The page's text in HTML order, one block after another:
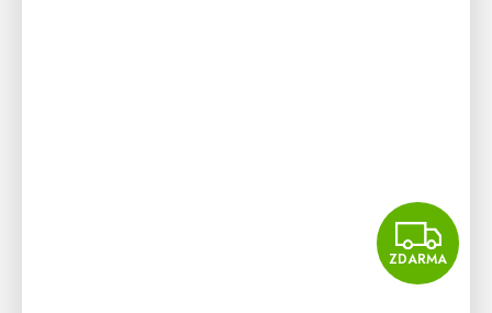
ZDARMA